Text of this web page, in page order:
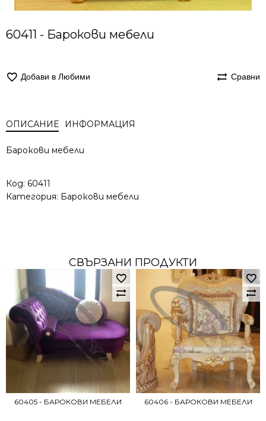
60411 - Барокови мебели
Добави в Любими Сравни
ОПИСАНИЕ ИНФОРМАЦИЯ
Барокови мебели
Код: 60411
Категория: Барокови мебели
СВЪРЗАНИ ПРОДУКТИ
60405 - БАРОКОВИ МЕБЕЛИ 60406 - БАРОКОВИ МЕБЕЛИ